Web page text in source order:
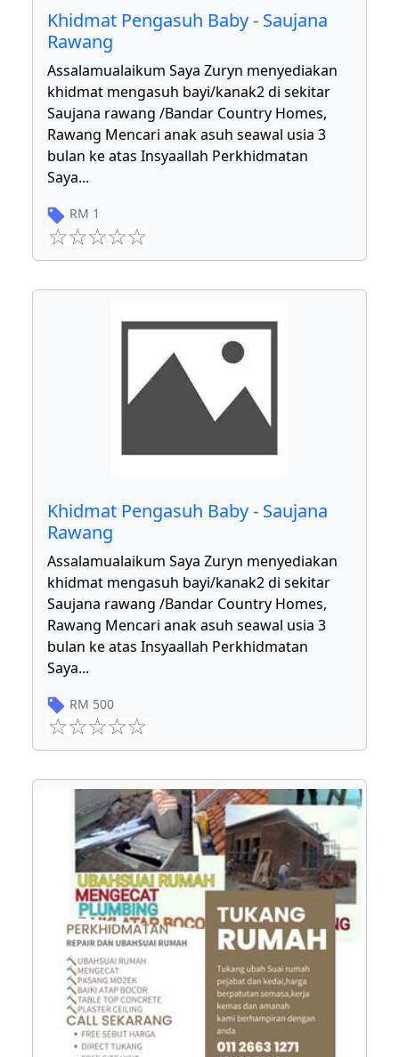
Khidmat Pengasuh Baby - Saujana
Rawang
Assalamualaikum Saya Zuryn menyediakan
khidmat mengasuh bayi/kanak2 di sekitar
Saujana rawang /Bandar Country Homes,
Rawang Mencari anak asuh seawal usia 3
bulan ke atas Insyaallah Perkhidmatan
Saya...
RM 1
Khidmat Pengasuh Baby - Saujana
Rawang
Assalamualaikum Saya Zuryn menyediakan
khidmat mengasuh bayi/kanak2 di sekitar
Saujana rawang /Bandar Country Homes,
Rawang Mencari anak asuh seawal usia 3
bulan ke atas Insyaallah Perkhidmatan
Saya...
RM 500